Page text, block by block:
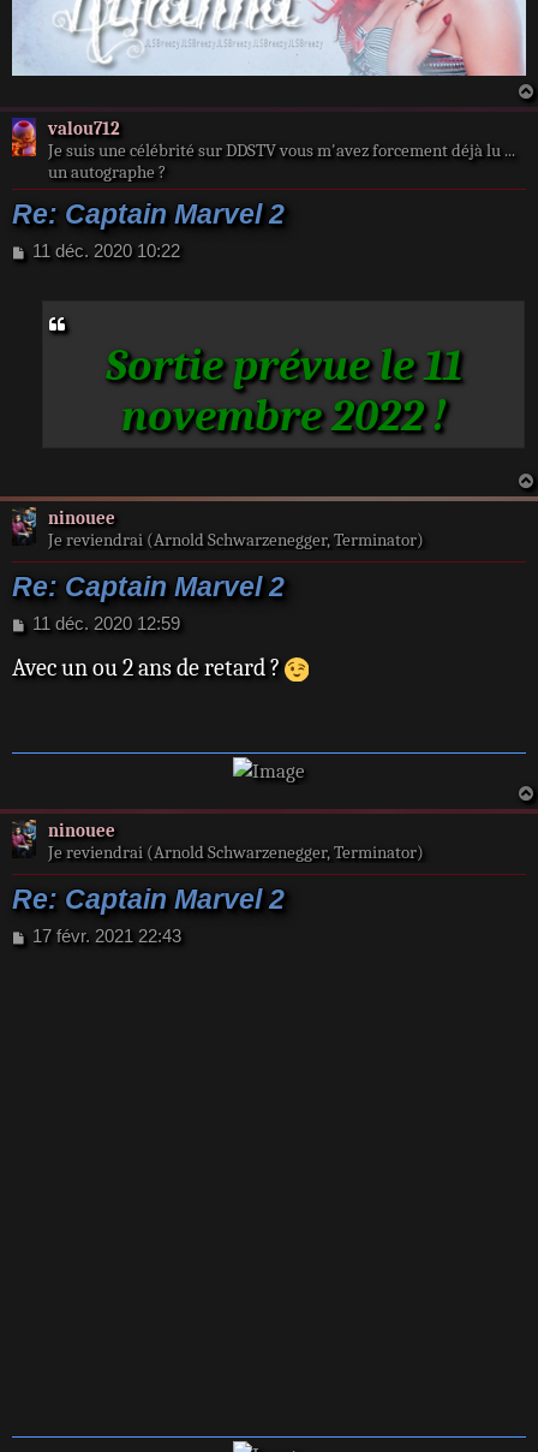
valou712
Je suis une célébrité sur DDSTV vous m'avez forcement déjà lu ...
un autographe ?
Re: Captain Marvel 2
M11 déc. 2020 10:22
Sortie prévue le 11
novembre 2022 !
ninouee
Je reviendrai (Arnold Schwarzenegger, Terminator)
Re: Captain Marvel 2
M
s
e
11 déc. 2020 12:59
Avec un ou 2 ans de retard ?
ninouee
Je reviendrai (Arnold Schwarzenegger, Terminator)
Re: Captain Marvel 2
M17 févr. 2021 22:43